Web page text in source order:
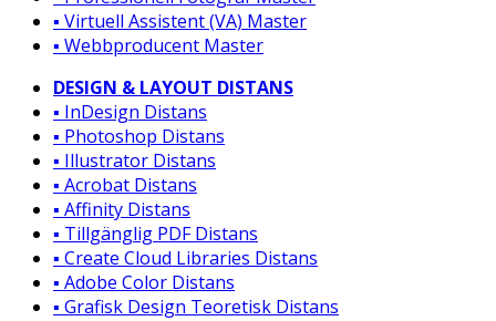
▪️ Virtuell Assistent (VA) Master
▪️ Webbproducent Master
DESIGN & LAYOUT DISTANS
▪️ InDesign Distans
▪️ Photoshop Distans
▪️ Illustrator Distans
▪️ Acrobat Distans
▪️ Affinity Distans
▪️ Tillgänglig PDF Distans
▪️ Create Cloud Libraries Distans
▪️ Adobe Color Distans
▪️ Grafisk Design Teoretisk Distans